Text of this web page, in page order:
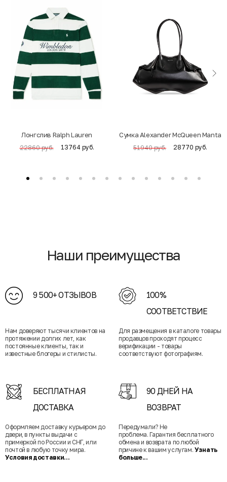
Лонгслив Ralph Lauren
22860 руб. 13764 руб.
Cумка Alexander McQueen Manta
51940 руб. 28770 руб.
Наши преимущества
9 500+ ОТЗЫВОВ
Нам доверяют тысячи клиентов на
протяжении долгих лет, как
постоянные клиенты, так и
известные блогеры и стилисты.
100%
СООТВЕТСТВИЕ
Для размещения в каталоге товары
продавцов проходят процесс
верификации - товары
соответствуют фотографиям.
БЕСПЛАТНАЯ
ДОСТАВКА
Оформляем доставку курьером до
двери, в пункты выдачи с
примеркой по России и СНГ, или
почтой в любую точку мира.
Условия доставки...
90 ДНЕЙ НА
ВОЗВРАТ
Передумали? Не
проблема. Гарантия бесплатного
обмена и возврата по любой
причине к вашим услугам. Узнать
больше...